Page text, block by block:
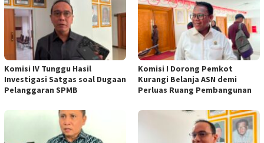
Komisi IV Tunggu Hasil
Investigasi Satgas soal Dugaan
Pelanggaran SPMB
Komisi I Dorong Pemkot
Kurangi Belanja ASN demi
Perluas Ruang Pembangunan